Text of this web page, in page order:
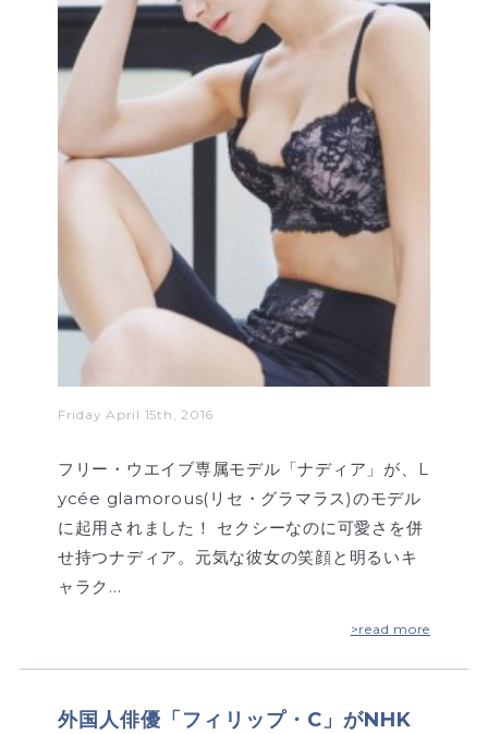
Friday April 15th, 2016
フリー・ウエイブ専属モデル「ナディア」が、L
ycée glamorous(リセ・グラマラス)のモデル
に起用されました！ セクシーなのに可愛さを併
せ持つナディア。元気な彼女の笑顔と明るいキ
ャラク…
>read more
外国人俳優「フィリップ・C」がNHK